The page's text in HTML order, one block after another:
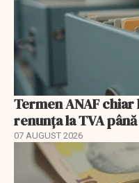
Termen ANAF
renunța la TVA
07 AUGUST 2026